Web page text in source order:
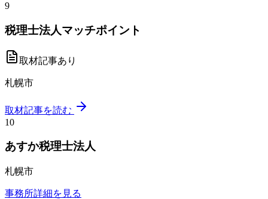
9
税理士法人マッチポイント
取材記事あり
札幌市
取材記事を読む
10
あすか税理士法人
札幌市
事務所詳細を見る